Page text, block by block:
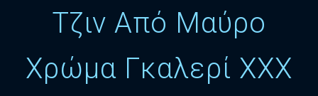
Τζιν Από Μαύρο
Χρώμα Γκαλερί XXX